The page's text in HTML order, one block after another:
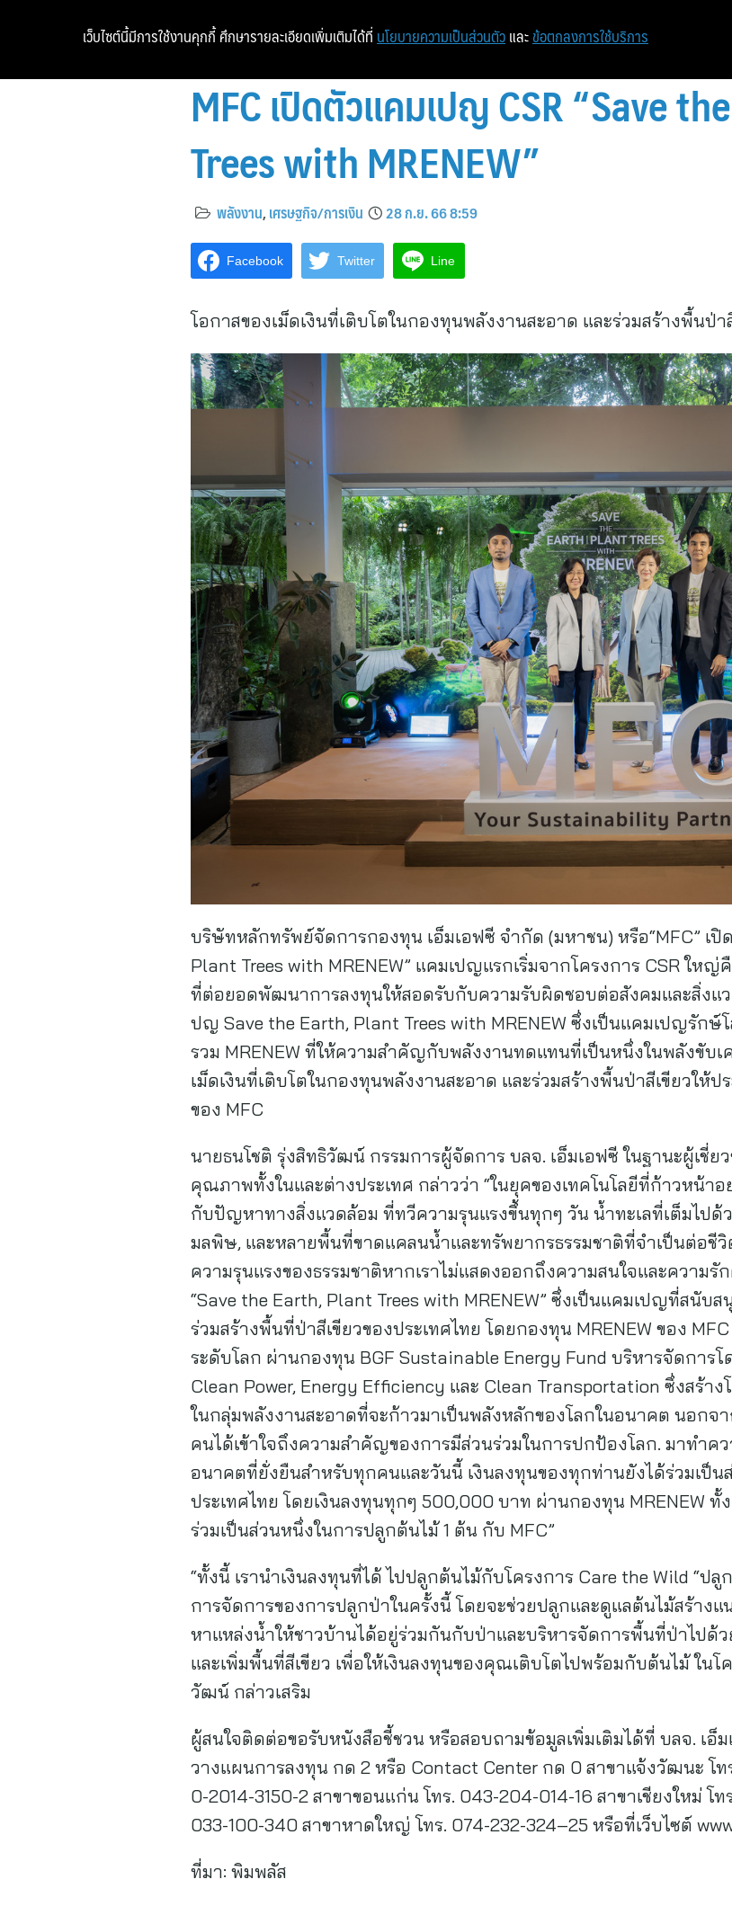
หน้าแรก ท่องเที่ยว
MFC เปิดตัวแคมเปญ CSR “Save
Trees with MRENEW”
พลังงาน,เศรษฐกิจ/การเงิน 28 ก.ย. 66 8:59
Facebook Twitter Line
โอกาสของเม็ดเงินที่เติบโตในกองทุนพลังงานสะอาด และร่วมสร้างพื้นป่า
บริษัทหลักทรัพย์จัดการกองทุน เอ็มเอฟซี จำกัด (มหาชน) หรือ“MFC” เปิ
Plant Trees with MRENEW” แคมเปญแรกเริ่มจากโครงการ CSR ให
ที่ต่อยอดพัฒนาการลงทุนให้สอดรับกับความรับผิดชอบต่อสังคมและสิ่งแ
ปญ Save the Earth, Plant Trees with MRENEW ซึ่งเป็นแคมเปญรัก
รวม MRENEW ที่ให้ความสำคัญกับพลังงานทดแทนที่เป็นหนึ่งในพลังขับ
เม็ดเงินที่เติบโตในกองทุนพลังงานสะอาด และร่วมสร้างพื้นป่าสีเขียวให้ป
ของ MFC
นายธนโชติ รุ่งสิทธิวัฒน์ กรรมการผู้จัดการ บลจ. เอ็มเอฟซี ในฐานะผู้เชี่
คุณภาพทั้งในและต่างประเทศ กล่าวว่า “ในยุคของเทคโนโลยีที่ก้าวหน้าอ
กับปัญหาทางสิ่งแวดล้อม ที่ทวีความรุนแรงขึ้นทุกๆ วัน น้ำทะเลที่เต็มไปด้
มลพิษ, และหลายพื้นที่ขาดแคลนน้ำและทรัพยากรธรรมชาติที่จำเป็นต่อชี
ความรุนแรงของธรรมชาติหากเราไม่แสดงออกถึงความสนใจและความ
“Save the Earth, Plant Trees with MRENEW” ซึ่งเป็นแคมเปญที่สนับ
ร่วมสร้างพื้นที่ป่าสีเขียวของประเทศไทย โดยกองทุน MRENEW ของ
ระดับโลก ผ่านกองทุน BGF Sustainable Energy Fund บริหารจัดการ
Clean Power, Energy Efficiency และ Clean Transportation ซึ่งสร้า
ในกลุ่มพลังงานสะอาดที่จะก้าวมาเป็นพลังหลักของโลกในอนาคต นอกจ
คนได้เข้าใจถึงความสำคัญของการมีส่วนร่วมในการปกป้องโลก. มาทำคว
อนาคตที่ยั่งยืนสำหรับทุกคนและวันนี้ เงินลงทุนของทุกท่านยังได้ร่วมเป็น
ประเทศไทย โดยเงินลงทุนทุกๆ 500,000 บาท ผ่านกองทุน MRENEW
ร่วมเป็นส่วนหนึ่งในการปลูกต้นไม้ 1 ต้น กับ MFC”
“ทั้งนี้ เรานำเงินลงทุนที่ได้ ไปปลูกต้นไม้กับโครงการ Care the Wild “ป
การจัดการของการปลูกป่าในครั้งนี้ โดยจะช่วยปลูกและดูแลต้นไม้สร้าง
หาแหล่งน้ำให้ชาวบ้านได้อยู่ร่วมกันกับป่าและบริหารจัดการพื้นที่ป่าไปด้
และเพิ่มพื้นที่สีเขียว เพื่อให้เงินลงทุนของคุณเติบโตไปพร้อมกับต้นไม้ ในโ
วัฒน์ กล่าวเสริม
ผู้สนใจติดต่อขอรับหนังสือชี้ชวน หรือสอบถามข้อมูลเพิ่มเติมได้ที่ บลจ. เอ็
วางแผนการลงทุน กด 2 หรือ Contact Center กด 0 สาขาแจ้งวัฒนะ โท
0-2014-3150-2 สาขาขอนแก่น โทร. 043-204-014-16 สาขาเชียงใหม่ โ
033-100-340 สาขาหาดใหญ่ โทร. 074-232-324–25 หรือที่เว็บไซต์
ที่มา: พิมพลัส
เว็บไซต์นี้มีการใช้งานคุกกี้ ศึกษารายละเอียดเพิ่มเติมได้ที่ นโยบายความเป็นส่วนตัว และ ข้อตกลงการใช้บริการ